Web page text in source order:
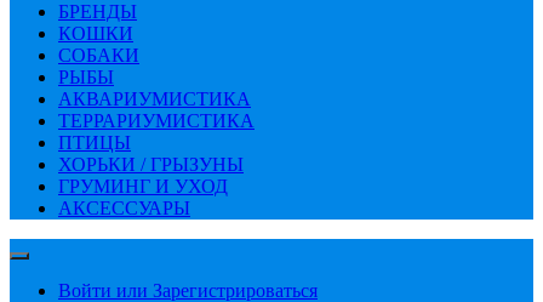
БРЕНДЫ
КОШКИ
СОБАКИ
РЫБЫ
АКВАРИУМИСТИКА
ТЕРРАРИУМИСТИКА
ПТИЦЫ
ХОРЬКИ / ГРЫЗУНЫ
ГРУМИНГ И УХОД
АКСЕССУАРЫ
Войти или Зарегистрироваться